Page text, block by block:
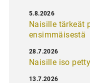
Naisille tärkeät
ensimmäisestä
5.8.2026
Naisille iso
28.7.2026
13.7.2026